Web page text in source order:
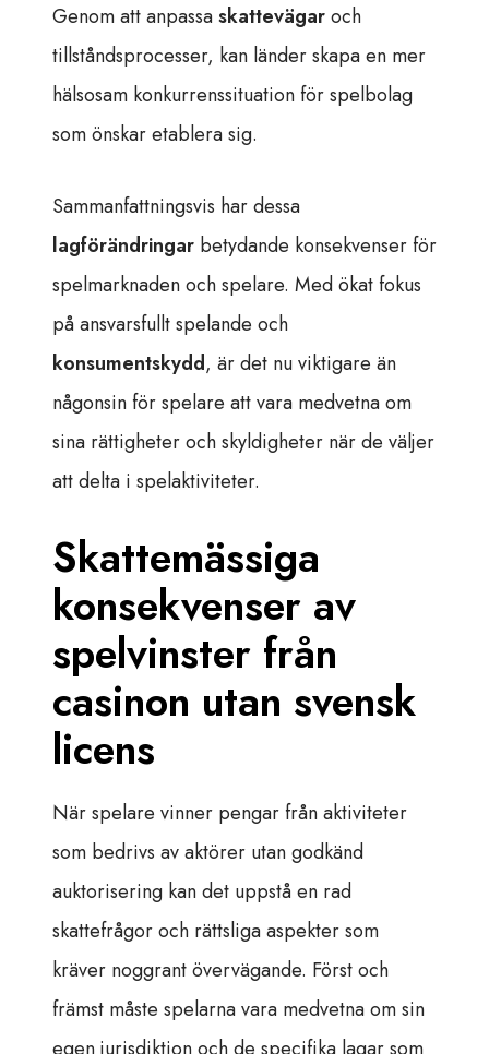
Genom att anpassaskattevägaroch
tillståndsprocesser, kan länder skapa en mer
hälsosam konkurrenssituation för spelbolag
som önskar etablera sig.
Sammanfattningsvis har dessa
lagförändringar betydande konsekvenser för
spelmarknaden och spelare. Med ökat fokus
på ansvarsfullt spelande och
konsumentskydd, är det nu viktigare än
någonsin för spelare att vara medvetna om
sina rättigheter och skyldigheter när de väljer
att delta i spelaktiviteter.
Skattemässiga
konsekvenser av
spelvinster från
casinon utan svensk
licens
När spelare vinner pengar från aktiviteter
som bedrivs av aktörer utan godkänd
auktorisering kan det uppstå en rad
skattefrågor och rättsliga aspekter som
kräver noggrant övervägande. Först och
främst måste spelarna vara medvetna om sin
egen jurisdiktion och de specifika lagar som